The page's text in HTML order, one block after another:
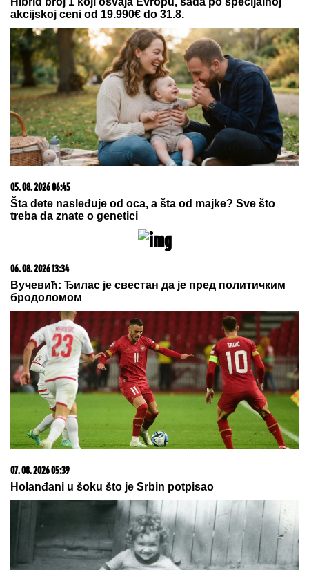
05. 08. 2026 14:12
Koliko visoku temperaturu ljudsko telo može da izdrži?
Da li je genetika zaslužna za rađanje blizanaca? Istina o
03. 08. 2026 13:23
Hibrid broj 1 koji osvaja Evropu, sada po specijalnoj
akcijskoj ceni od 19.990€ do 31.8.